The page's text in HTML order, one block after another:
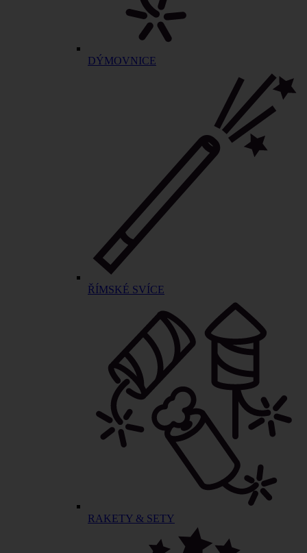
DÝMOVNICE
ŘÍMSKÉ SVÍCE
RAKETY & SETY